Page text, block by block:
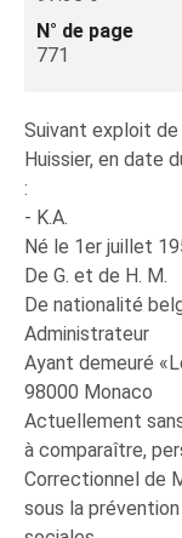
N° de page
771
Suivant exploit de
Huissier, en date
:
- K.A.
Né le 1er juillet
De G. et de H. M.
De nationalité
Administrateur
Ayant demeuré
98000 Monaco
Actuellement
à comparaître,
Correctionnel de
sous la